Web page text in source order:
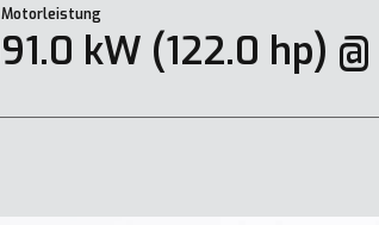
Motorleistung
91.0 kW (122.0 hp)